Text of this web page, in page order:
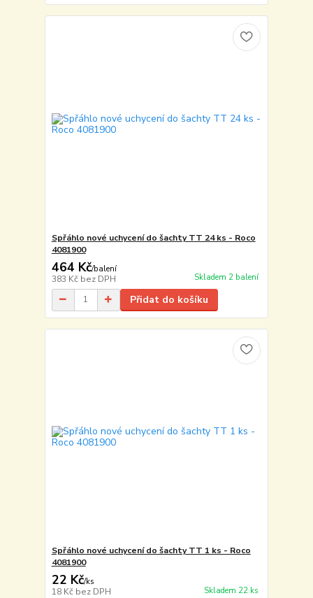
Spřáhlo nové uchycení do šachty TT 24 ks - Roco
4081900
464 Kč/balení
383 Kč bez DPH Skladem 2 balení
Přidat do košíku
Spřáhlo nové uchycení do šachty TT 1 ks - Roco
4081900
22 Kč/ks
18 Kč bez DPH Skladem 22 ks